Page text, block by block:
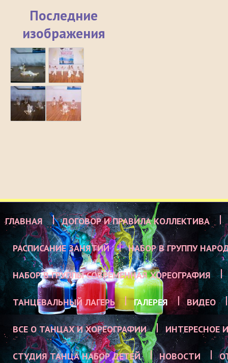
Последние
изображения
ГЛАВНАЯ ДОГОВОР И ПРАВИЛА КОЛЛЕКТИВА
РАСПИСАНИЕ ЗАНЯТИЙ НАБОР В ГРУППУ
НАБОР В ГРУППЫ СОВРЕМЕННАЯ ХОРЕОГРАФИЯ
ТАНЦЕВАЛЬНЫЙ ЛАГЕРЬ ГАЛЕРЕЯ ВИДЕО
ВСЕ О ТАНЦАХ И ХОРЕОГРАФИИ ИНТЕРЕСНОЕ
СТУДИЯ ТАНЦА НАБОР ДЕТЕЙ НОВОСТИ